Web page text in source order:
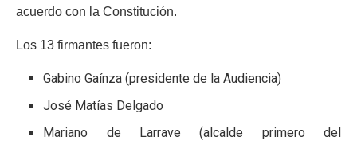
acuerdo con la Constitución.
Los 13 firmantes fueron:
Gabino Gaínza (presidente de la Audiencia)
José Matías Delgado
Mariano de Larrave (alcalde primero del